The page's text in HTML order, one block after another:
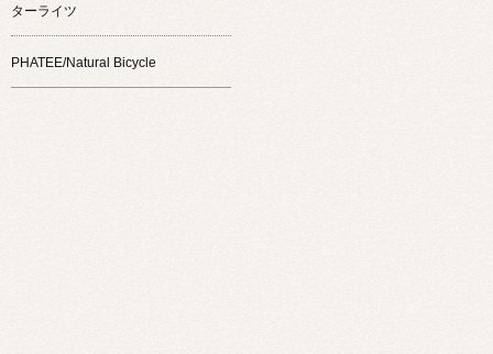
ターライツ
PHATEE/Natural Bicycle